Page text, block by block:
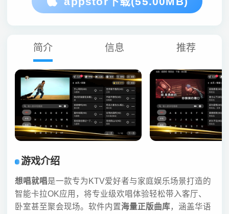
简介 信息 推荐
游戏介绍
想唱就唱是一款专为KTV爱好者与家庭娱乐场景打造的
智能卡拉OK应用，将专业级欢唱体验轻松带入客厅、
卧室甚至聚会现场。软件内置海量正版曲库，涵盖华语